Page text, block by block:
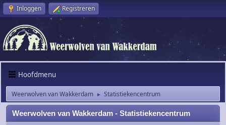
Inloggen Registreren
Hoofdmenu
Weerwolven van Wakkerdam ► Statistiekencentrum
Weerwolven van Wakkerdam - Statistiekencentrum